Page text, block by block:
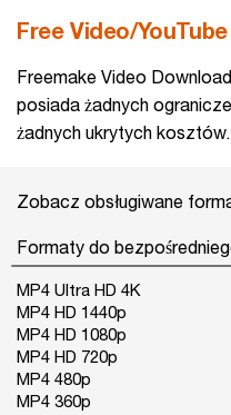
Free Video/
Freemake Video
posiada żadnych
żadnych ukrytych kosztów.
Zobacz obsługiwane
Formaty do
MP4 Ultra HD 4K
MP4 HD 1440p
MP4 HD 1080p
MP4 HD 720p
MP4 480p
MP4 360p